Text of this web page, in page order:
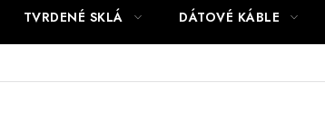
TVRDENÉ SKLÁ DÁTOVÉ KÁBLE